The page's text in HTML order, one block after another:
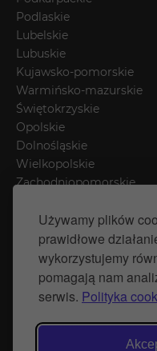
Używamy plików
prawidłowe
wykorzystujemy
pomagają nam
serwis. Polityka
Podlaskie
Lubelskie
Lubuskie
Kujawsko-pomorskie
Warmińsko-mazurskie
Świętokrzyskie
Opolskie
Dolnośląskie
Wielkopolskie
Zachodniopomorskie
Mazowieckie
Śląskie
Polityka prywatności
Polityka Cookies
Strona stworzona